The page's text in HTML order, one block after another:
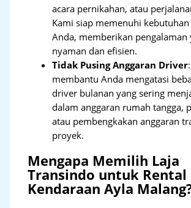
acara pernikahan, atau
Kami siap memenuhi
Anda, memberikan pengalaman
nyaman dan efisien.
Tidak Pusing Anggaran Driver
membantu Anda mengatasi
driver bulanan yang sering
dalam anggaran rumah tangga,
atau pembengkakan anggaran
proyek.
Mengapa Memilih Laja
Transindo untuk Rental
Kendaraan Ayla